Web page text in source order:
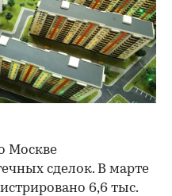
Москве
сделок. В марте
6,6 тыс.